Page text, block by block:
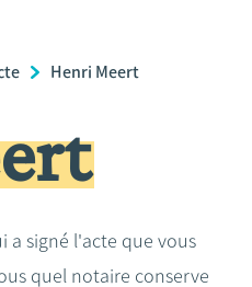
Henri Meert
a signé l'acte que vous
quel notaire conserve